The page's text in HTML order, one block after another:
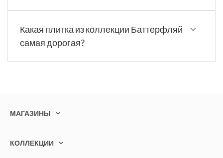
Какая плитка из коллекции Баттерфляй
самая дорогая?
МАГАЗИНЫ
КОЛЛЕКЦИИ